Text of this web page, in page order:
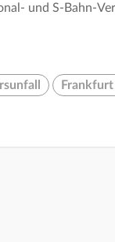
und S-Bahn-